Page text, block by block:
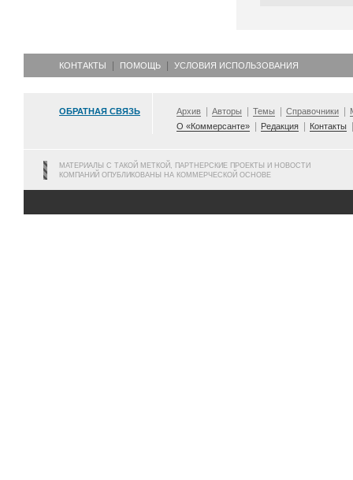
КОНТАКТЫ ПОМОЩЬ УСЛОВИЯ ИСПОЛЬЗОВАНИЯ
ОБРАТНАЯ СВЯЗЬ Архив Авторы Темы Справочники
О «Коммерсанте»
Редакция Контакты
МАТЕРИАЛЫ С ТАКОЙ МЕТКОЙ, ПАРТНЕРСКИЕ ПРОЕКТЫ И НОВОСТИ
КОМПАНИЙ ОПУБЛИКОВАНЫ НА КОММЕРЧЕСКОЙ ОСНОВЕ